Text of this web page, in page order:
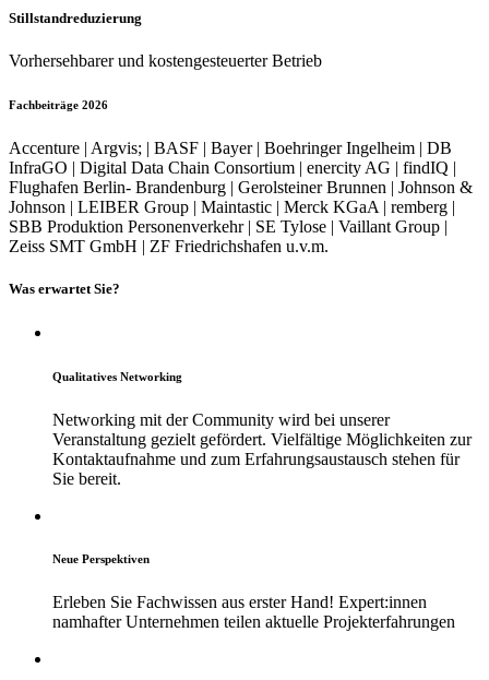
Stillstandreduzierung
Vorhersehbarer und kostengesteuerter Betrieb
Fachbeiträge 2026
Accenture | Argvis; | BASF | Bayer | Boehringer Ingelheim | DB
InfraGO | Digital Data Chain Consortium | enercity AG | findIQ |
Flughafen Berlin- Brandenburg | Gerolsteiner Brunnen | Johnson &
Johnson | LEIBER Group | Maintastic | Merck KGaA | remberg |
SBB Produktion Personenverkehr | SE Tylose | Vaillant Group |
Zeiss SMT GmbH | ZF Friedrichshafen u.v.m.
Was erwartet Sie?
Qualitatives Networking
Networking mit der Community wird bei unserer
Veranstaltung gezielt gefördert. Vielfältige Möglichkeiten zur
Kontaktaufnahme und zum Erfahrungsaustausch stehen für
Sie bereit.
Neue Perspektiven
Erleben Sie Fachwissen aus erster Hand! Expert:innen
namhafter Unternehmen teilen aktuelle Projekterfahrungen